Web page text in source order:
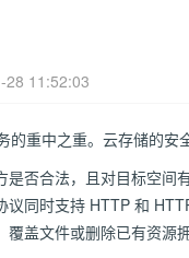
28 11:52:03
的重中之重。云存储的安
否合法，且对目标空间
议同时支持 HTTP 和
覆盖文件或删除已有资源